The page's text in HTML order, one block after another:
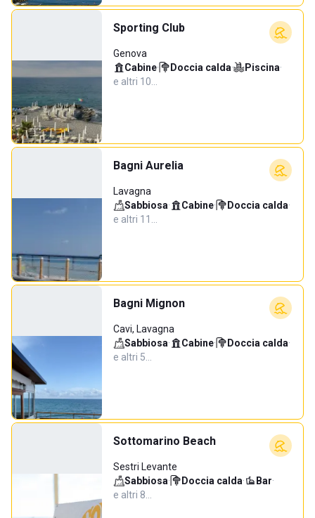
Sporting Club
Genova
Cabine· Doccia calda· Piscina·
e altri 10…
Bagni Aurelia
Lavagna
Sabbiosa· Cabine· Doccia calda·
e altri 11…
Bagni Mignon
Cavi, Lavagna
Sabbiosa· Cabine· Doccia calda·
e altri 5…
Sottomarino Beach
Sestri Levante
Sabbiosa· Doccia calda· Bar·
e altri 8…